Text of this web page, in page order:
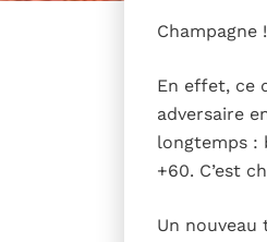
Champagne
En effet, ce
adversaire
longtemps :
+60. C’est
Un nouveau